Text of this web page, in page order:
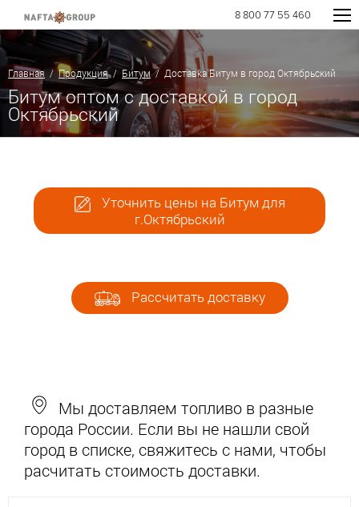
8 800 77 55 460
Главная /Продукция/ Битум/ Доставка Битум в город Октябрьский
Битум оптом с доставкой в город
Октябрьский
Уточнить цены на Битум для
г.Октябрьский
Рассчитать доставку
Мы доставляем топливо в разные
города России. Если вы не нашли свой
город в списке, свяжитесь с нами, чтобы
расчитать стоимость доставки.